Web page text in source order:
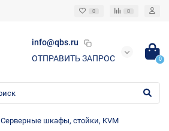
0 0
info@qbs.ru
ОТПРАВИТЬ ЗАПРОС
0
Серверные шкафы, стойки, KVM